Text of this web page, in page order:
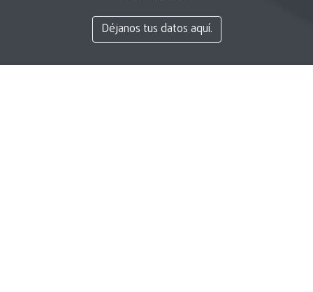
Déjanos tus datos aquí.